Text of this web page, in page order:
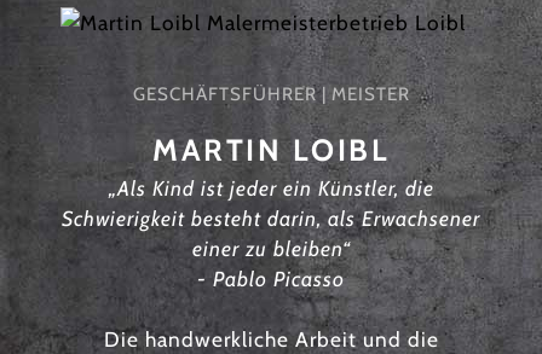
GESCHÄFTSFÜHRER | MEISTER
MARTIN LOIBL
„Als Kind ist jeder ein Künstler, die
Schwierigkeit besteht darin, als Erwachsener
einer zu bleiben“
- Pablo Picasso
Die handwerkliche Arbeit und die